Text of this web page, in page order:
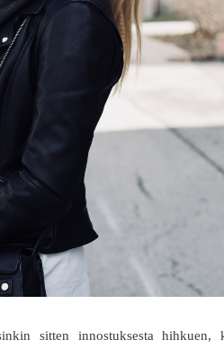
sitten innostuksesta hihkuen,